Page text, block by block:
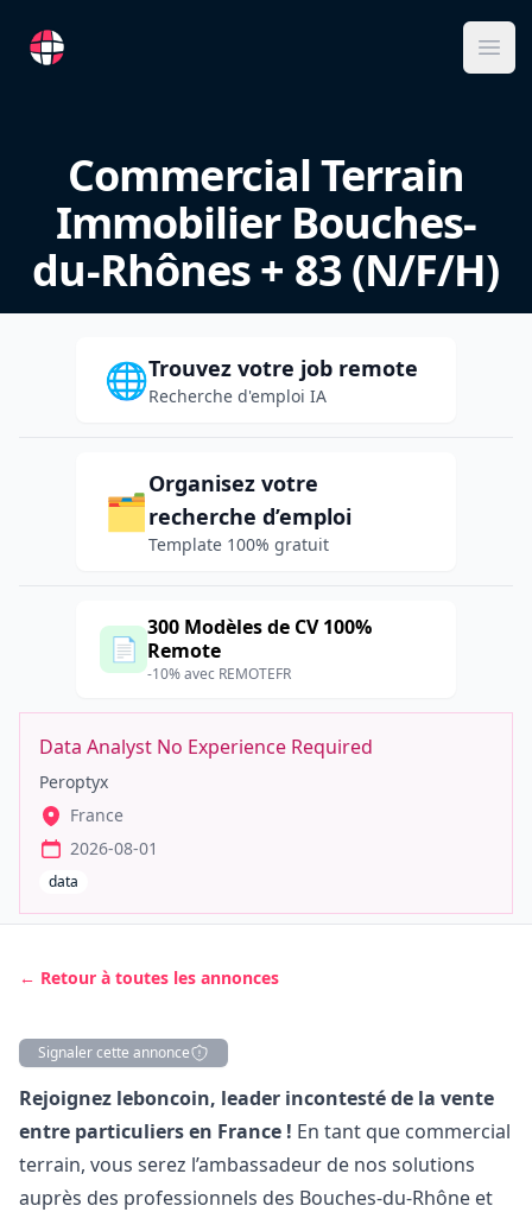
RemoteFR
Commercial Terrain
Immobilier Bouches-
du-Rhônes + 83 (N/F/H)
🌐Trouvez votre job remote
Recherche d'emploi IA
🗂️
Organisez votre
recherche d’emploi
Template 100% gratuit
📄
300 Modèles de CV 100%
Remote
-10% avec REMOTEFR
Data Analyst No Experience Required
Peroptyx
France
2026-08-01
data
← Retour à toutes les annonces
Signaler cette annonce
Description
Rejoignez leboncoin, leader incontesté de la vente
entre particuliers en France ! En tant que commercial
terrain, vous serez l’ambassadeur de nos solutions
auprès des professionnels des Bouches-du-Rhône et